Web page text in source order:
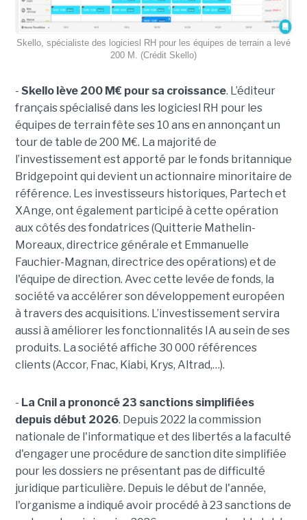
Skello, spécialiste des logiciesl RH pour les équipes de terrain a levé
200 M. (Crédit Skello)
- Skello lève 200 M€ pour sa croissance. L’éditeur
français spécialisé dans les logiciesl RH pour les
équipes de terrain fête ses 10 ans en annonçant un
tour de table de 200 M€. La majorité de
l’investissement est apporté par le fonds britannique
Bridgepoint qui devient un actionnaire minoritaire de
référence. Les investisseurs historiques, Partech et
XAnge, ont également participé à cette opération
aux côtés des fondatrices (Quitterie Mathelin-
Moreaux, directrice générale et Emmanuelle
Fauchier-Magnan, directrice des opérations) et de
l'équipe de direction. Avec cette levée de fonds, la
société va accélérer son développement européen
à travers des acquisitions. L’investissement servira
aussi à améliorer les fonctionnalités IA au sein de ses
produits. La société affiche 30 000 références
clients (Accor, Fnac, Kiabi, Krys, Altrad,…).
- La Cnil a prononcé 23 sanctions simplifiées
depuis début 2026. Depuis 2022 la commission
nationale de l'informatique et des libertés a la faculté
d'engager une procédure de sanction dite simplifiée
pour les dossiers ne présentant pas de difficulté
juridique particulière. Depuis le début de l'année,
l'organisme a indiqué avoir procédé à 23 sanctions de